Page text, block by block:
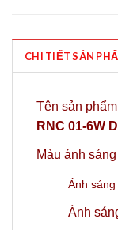
CHI TIẾT SẢN
Tên sản
RNC 01-6W
Màu ánh
Ánh
Ánh